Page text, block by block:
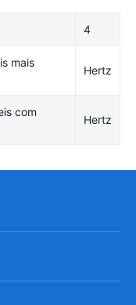
4
mais
Hertz
com
Hertz